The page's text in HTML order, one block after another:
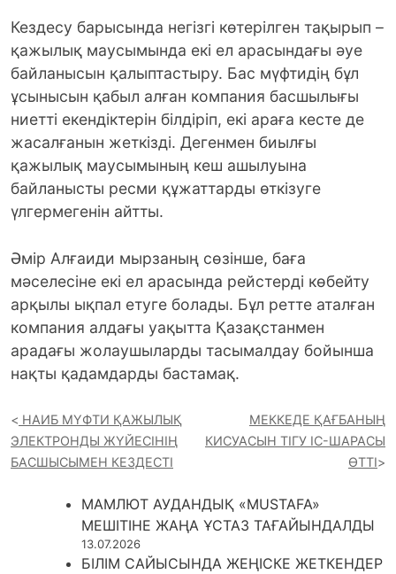
Кездесу барысында негізгі көтерілген тақырып –
қажылық маусымында екі ел арасындағы әуе
байланысын қалыптастыру. Бас мүфтидің бұл
ұсынысын қабыл алған компания басшылығы
ниетті екендіктерін білдіріп, екі араға кесте де
жасалғанын жеткізді. Дегенмен биылғы
қажылық маусымының кеш ашылуына
байланысты ресми құжаттарды өткізуге
үлгермегенін айтты.
Әмір Алғаиди мырзаның сөзінше, баға
мәселесіне екі ел арасында рейстерді көбейту
арқылы ықпал етуге болады. Бұл ретте аталған
компания алдағы уақытта Қазақстанмен
арадағы жолаушыларды тасымалдау бойынша
нақты қадамдарды бастамақ.
НАИБ МҮФТИ ҚАЖЫЛЫҚ
ЭЛЕКТРОНДЫ ЖҮЙЕСІНІҢ
БАСШЫСЫМЕН КЕЗДЕСТІ
МЕККЕДЕ ҚАҒБАНЫҢ
КИСУАСЫН ТІГУ ІС-ШАРАСЫ
ӨТТІ
МАМЛЮТ АУДАНДЫҚ «MUSTAFA»
МЕШІТІНЕ ЖАҢА ҰСТАЗ ТАҒАЙЫНДАЛДЫ
13.07.2026
БІЛІМ САЙЫСЫНДА ЖЕҢІСКЕ ЖЕТКЕНДЕР